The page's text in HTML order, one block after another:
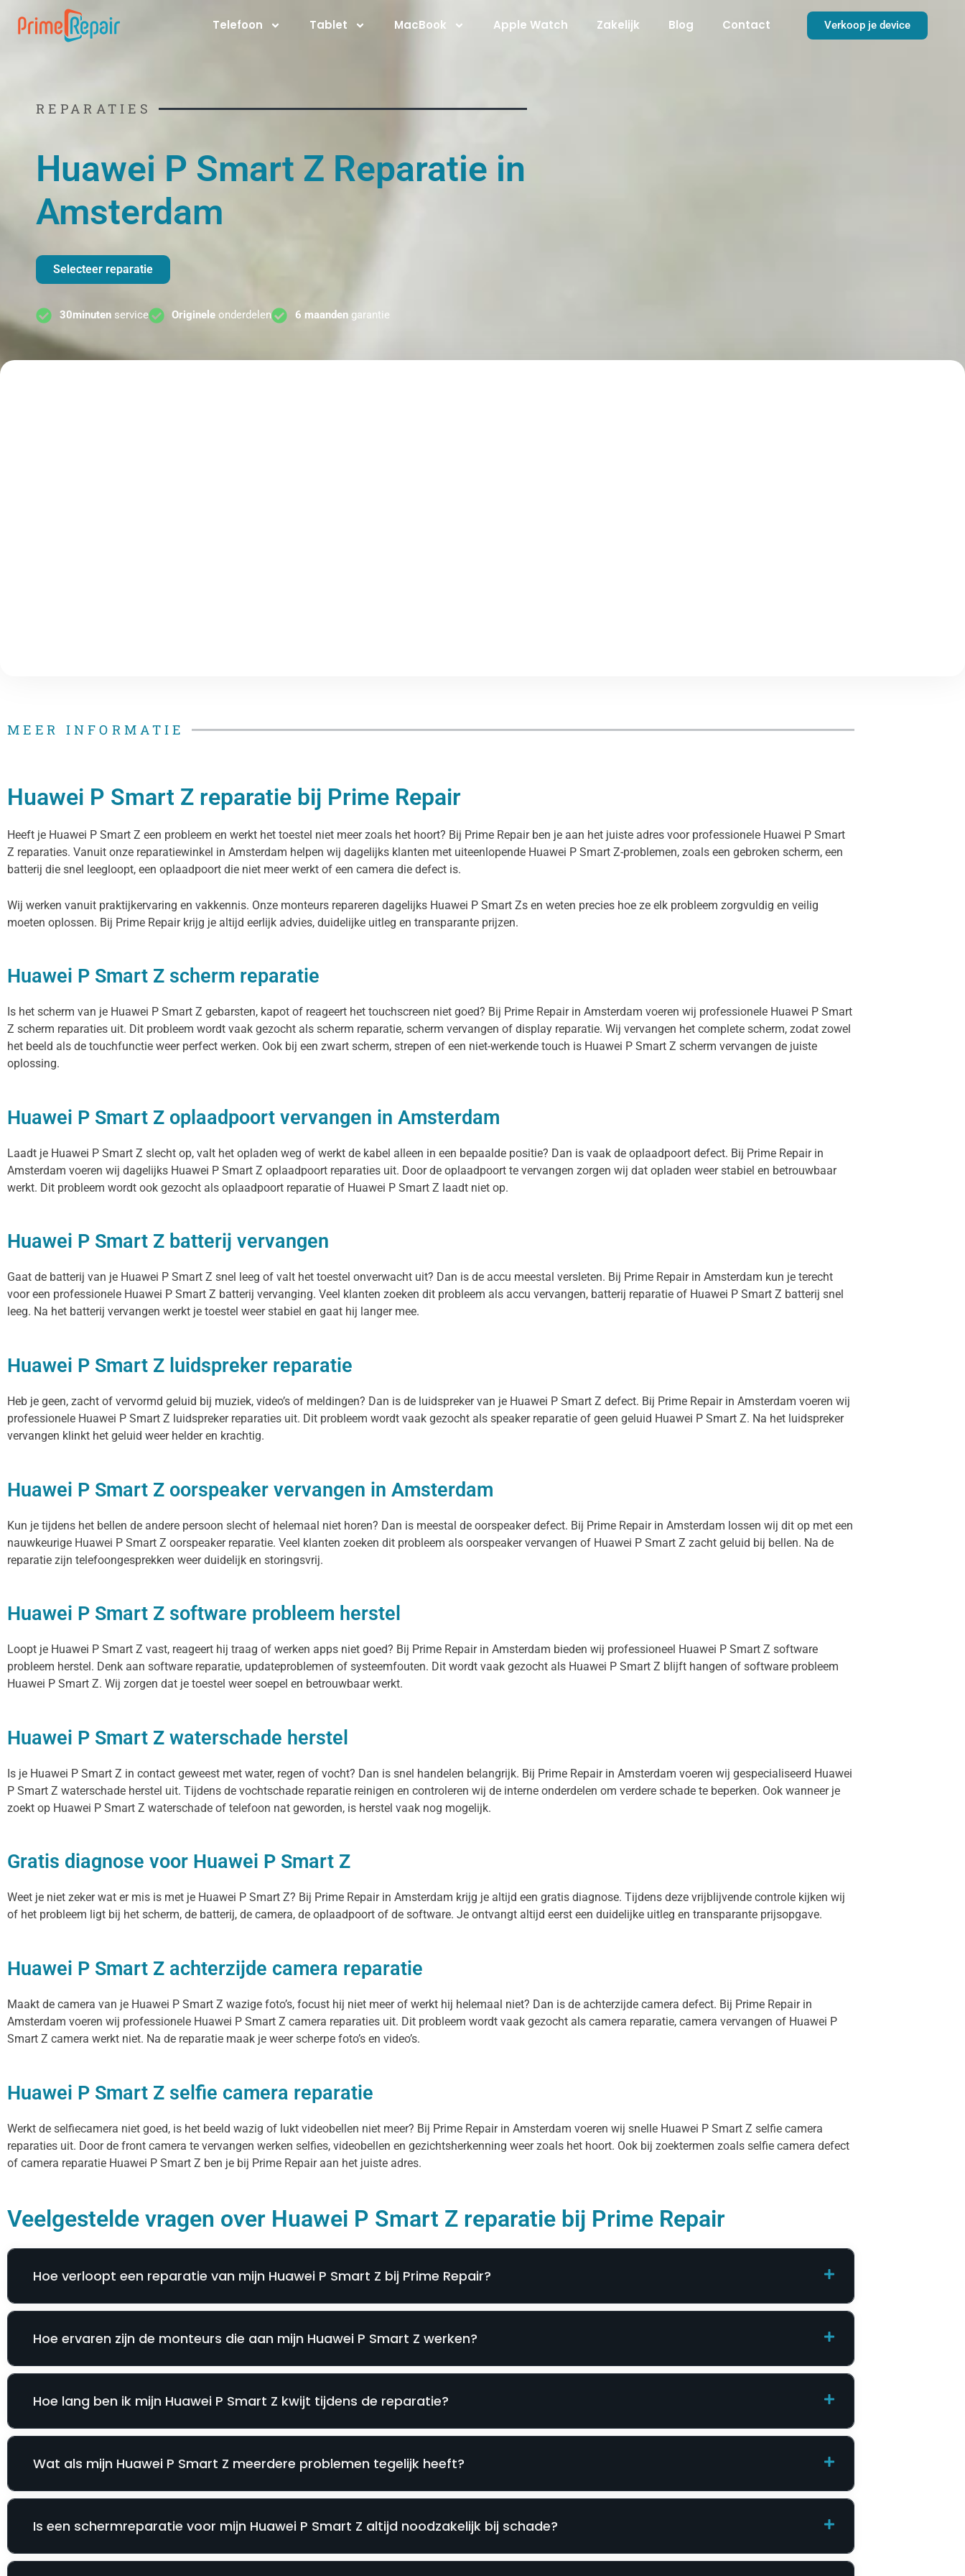
naar
Telefoon Tablet MacBook Apple Watch Zakelijk Blog Contact Verkoop je device
REPARATIES
Huawei P Smart Z Reparatie in
Amsterdam
Selecteer reparatie
30minutenservice Originele onderdelen 6 maandengarantie
MEER INFORMATIE
Huawei P Smart Z reparatie bij Prime Repair
Heeft je Huawei P Smart Z een probleem en werkt het toestel niet meer zoals het hoort? Bij Prime Repair ben je aan het juiste adres voor professionele Huawei P Smart
Z reparaties. Vanuit onze reparatiewinkel in Amsterdam helpen wij dagelijks klanten met uiteenlopende Huawei P Smart Z-problemen, zoals een gebroken scherm, een
batterij die snel leegloopt, een oplaadpoort die niet meer werkt of een camera die defect is.
Wij werken vanuit praktijkervaring en vakkennis. Onze monteurs repareren dagelijks Huawei P Smart Zs en weten precies hoe ze elk probleem zorgvuldig en veilig
moeten oplossen. Bij Prime Repair krijg je altijd eerlijk advies, duidelijke uitleg en transparante prijzen.
Huawei P Smart Z scherm reparatie
Is het scherm van je Huawei P Smart Z gebarsten, kapot of reageert het touchscreen niet goed? Bij Prime Repair in Amsterdam voeren wij professionele Huawei P Smart
Z scherm reparaties uit. Dit probleem wordt vaak gezocht als scherm reparatie, scherm vervangen of display reparatie. Wij vervangen het complete scherm, zodat zowel
het beeld als de touchfunctie weer perfect werken. Ook bij een zwart scherm, strepen of een niet-werkende touch is Huawei P Smart Z scherm vervangen de juiste
oplossing.
Huawei P Smart Z oplaadpoort vervangen in Amsterdam
Laadt je Huawei P Smart Z slecht op, valt het opladen weg of werkt de kabel alleen in een bepaalde positie? Dan is vaak de oplaadpoort defect. Bij Prime Repair in
Amsterdam voeren wij dagelijks Huawei P Smart Z oplaadpoort reparaties uit. Door de oplaadpoort te vervangen zorgen wij dat opladen weer stabiel en betrouwbaar
werkt. Dit probleem wordt ook gezocht als oplaadpoort reparatie of Huawei P Smart Z laadt niet op.
Huawei P Smart Z batterij vervangen
Gaat de batterij van je Huawei P Smart Z snel leeg of valt het toestel onverwacht uit? Dan is de accu meestal versleten. Bij Prime Repair in Amsterdam kun je terecht
voor een professionele Huawei P Smart Z batterij vervanging. Veel klanten zoeken dit probleem als accu vervangen, batterij reparatie of Huawei P Smart Z batterij snel
leeg. Na het batterij vervangen werkt je toestel weer stabiel en gaat hij langer mee.
Huawei P Smart Z luidspreker reparatie
Heb je geen, zacht of vervormd geluid bij muziek, video’s of meldingen? Dan is de luidspreker van je Huawei P Smart Z defect. Bij Prime Repair in Amsterdam voeren wij
professionele Huawei P Smart Z luidspreker reparaties uit. Dit probleem wordt vaak gezocht als speaker reparatie of geen geluid Huawei P Smart Z. Na het luidspreker
vervangen klinkt het geluid weer helder en krachtig.
Huawei P Smart Z oorspeaker vervangen in Amsterdam
Kun je tijdens het bellen de andere persoon slecht of helemaal niet horen? Dan is meestal de oorspeaker defect. Bij Prime Repair in Amsterdam lossen wij dit op met een
nauwkeurige Huawei P Smart Z oorspeaker reparatie. Veel klanten zoeken dit probleem als oorspeaker vervangen of Huawei P Smart Z zacht geluid bij bellen. Na de
reparatie zijn telefoongesprekken weer duidelijk en storingsvrij.
Huawei P Smart Z software probleem herstel
Loopt je Huawei P Smart Z vast, reageert hij traag of werken apps niet goed? Bij Prime Repair in Amsterdam bieden wij professioneel Huawei P Smart Z software
probleem herstel. Denk aan software reparatie, updateproblemen of systeemfouten. Dit wordt vaak gezocht als Huawei P Smart Z blijft hangen of software probleem
Huawei P Smart Z. Wij zorgen dat je toestel weer soepel en betrouwbaar werkt.
Huawei P Smart Z waterschade herstel
Is je Huawei P Smart Z in contact geweest met water, regen of vocht? Dan is snel handelen belangrijk. Bij Prime Repair in Amsterdam voeren wij gespecialiseerd Huawei
P Smart Z waterschade herstel uit. Tijdens de vochtschade reparatie reinigen en controleren wij de interne onderdelen om verdere schade te beperken. Ook wanneer je
zoekt op Huawei P Smart Z waterschade of telefoon nat geworden, is herstel vaak nog mogelijk.
Gratis diagnose voor Huawei P Smart Z
Weet je niet zeker wat er mis is met je Huawei P Smart Z? Bij Prime Repair in Amsterdam krijg je altijd een gratis diagnose. Tijdens deze vrijblijvende controle kijken wij
of het probleem ligt bij het scherm, de batterij, de camera, de oplaadpoort of de software. Je ontvangt altijd eerst een duidelijke uitleg en transparante prijsopgave.
Huawei P Smart Z achterzijde camera reparatie
Maakt de camera van je Huawei P Smart Z wazige foto’s, focust hij niet meer of werkt hij helemaal niet? Dan is de achterzijde camera defect. Bij Prime Repair in
Amsterdam voeren wij professionele Huawei P Smart Z camera reparaties uit. Dit probleem wordt vaak gezocht als camera reparatie, camera vervangen of Huawei P
Smart Z camera werkt niet. Na de reparatie maak je weer scherpe foto’s en video’s.
Huawei P Smart Z selfie camera reparatie
Werkt de selfiecamera niet goed, is het beeld wazig of lukt videobellen niet meer? Bij Prime Repair in Amsterdam voeren wij snelle Huawei P Smart Z selfie camera
reparaties uit. Door de front camera te vervangen werken selfies, videobellen en gezichtsherkenning weer zoals het hoort. Ook bij zoektermen zoals selfie camera defect
of camera reparatie Huawei P Smart Z ben je bij Prime Repair aan het juiste adres.
Veelgestelde vragen over Huawei P Smart Z reparatie bij Prime Repair
Hoe verloopt een reparatie van mijn Huawei P Smart Z bij Prime Repair?
Hoe ervaren zijn de monteurs die aan mijn Huawei P Smart Z werken?
Hoe lang ben ik mijn Huawei P Smart Z kwijt tijdens de reparatie?
Wat als mijn Huawei P Smart Z meerdere problemen tegelijk heeft?
Is een schermreparatie voor mijn Huawei P Smart Z altijd noodzakelijk bij schade?